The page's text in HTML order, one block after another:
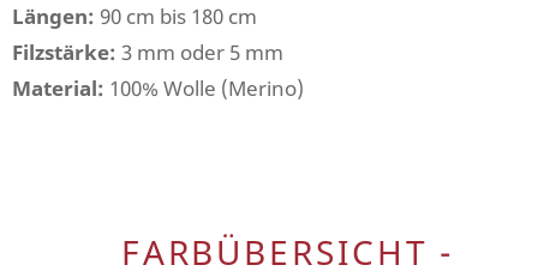
Längen: 90 cm bis 180 cm
Filzstärke: 3 mm oder 5 mm
Material: 100% Wolle (Merino)
FARBÜBERSICHT -